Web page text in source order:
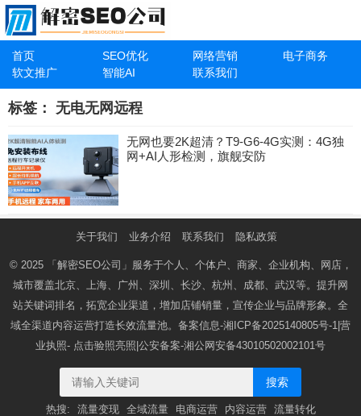
首页 SEO优化 网络营销
电子商务
软文推广
智能AI 联系我们
标签： 无电无网远程
无网也要2K超清？T9-G6-4G实测：4G独
网+AI人形检测，旗舰安防
关于我们 业务介绍 联系我们 隐私政策
© 2025 「解密SEO公司」 服务于个人、个体户、商家、企业机构、网店，
城市覆盖北京、上海、广州、深圳、长沙、杭州、成都、武汉等。提升网
站关键词排名，拓宽企业渠道，增加店铺销量，宣传企业与品牌形象。全
域全渠道内容运营打造长效流量池。备案信息-湘ICP备2025140805号-1 |营
业执照- 点击验照亮照 |公安备案-湘公网安备43010502002101号
搜索
热搜: 流量变现 全域流量 电商运营 内容运营 流量转化